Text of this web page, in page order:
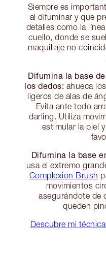
Siempre es
al difuminar y que
detalles como la
cuello, donde se
maquillaje no
Difumina la base
los dedos: ahueca
ligeros de alas de
Evita ante todo
darling. Utiliza
estimular la piel
Difumina la base
usa el extremo
Complexion Brush
movimientos
asegurándote de
queden
Descubre mi